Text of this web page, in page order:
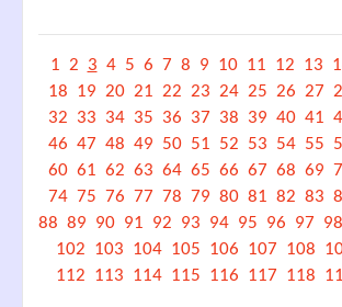
1 2 3 4 5 6 7 8 9 10 11 12 13
18 19 20 21 22 23 24 25 26 27
32 33 34 35 36 37 38 39 40 41
46 47 48 49 50 51 52 53 54 55
60 61 62 63 64 65 66 67 68 69
74 75 76 77 78 79 80 81 82 83
88 89 90 91 92 93 94 95 96 97 98
102 103 104 105 106 107 108
112 113 114 115 116 117 118